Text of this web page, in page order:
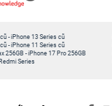
-iPhone 13 Series cũ
-iPhone 11 Series cũ
256GB -iPhone 17 Pro 256GB
Redmi Series